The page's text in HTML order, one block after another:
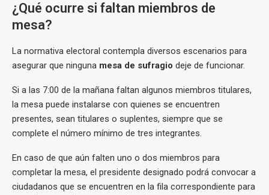
¿Qué ocurre si faltan miembros de
mesa?
La normativa electoral contempla diversos escenarios para
asegurar que ninguna mesa de sufragio deje de funcionar.
Si a las 7:00 de la mañana faltan algunos miembros titulares,
la mesa puede instalarse con quienes se encuentren
presentes, sean titulares o suplentes, siempre que se
complete el número mínimo de tres integrantes.
En caso de que aún falten uno o dos miembros para
completar la mesa, el presidente designado podrá convocar a
ciudadanos que se encuentren en la fila correspondiente para